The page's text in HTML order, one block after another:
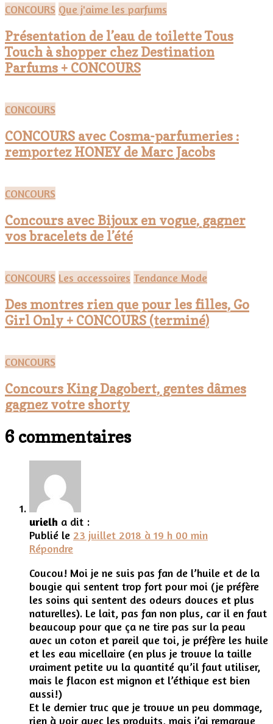
CONCOURS Que j'aime les parfums
Présentation de l’eau de toilette Tous
Touch à shopper chez Destination
Parfums + CONCOURS
CONCOURS
CONCOURS avec Cosma-parfumeries :
remportez HONEY de Marc Jacobs
CONCOURS
Concours avec Bijoux en vogue, gagner
vos bracelets de l’été
CONCOURS Les accessoires Tendance Mode
Des montres rien que pour les filles, Go
Girl Only + CONCOURS (terminé)
CONCOURS
Concours King Dagobert, gentes dâmes
gagnez votre shorty
6 commentaires
urielh a dit :
Publié le 23 juillet 2018 à 19 h 00 min
Répondre
Coucou! Moi je ne suis pas fan de l’huile et de la
bougie qui sentent trop fort pour moi (je préfère
les soins qui sentent des odeurs douces et plus
naturelles). Le lait, pas fan non plus, car il en faut
beaucoup pour que ça ne tire pas sur la peau
avec un coton et pareil que toi, je préfère les huile
et les eau micellaire (en plus je trouve la taille
vraiment petite vu la quantité qu’il faut utiliser,
mais le flacon est mignon et l’éthique est bien
aussi!)
Et le dernier truc que je trouve un peu dommage,
rien à voir avec les produits, mais j’ai remarque